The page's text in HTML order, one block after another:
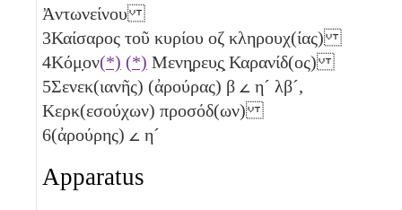
Ἀντωνείνου
3Καίσαρος τοῦ κυρίου οζ κληρουχ(ίας)
4Κόμ̣ον(*) (*) Μενη̣ρευ̣ς̣ Καρανίδ(ος)
5Σενεκ(ιανῆς) (ἀρούρας) β 𐅵 η´ λβ´,
Κερκ(εσούχων) προσόδ(ων)
6(ἀρούρης) 𐅵 η´
Apparatus